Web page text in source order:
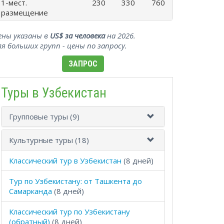
1-мест.
размещение
230 330 760
указаны в US$ за человекана 2026.
больших групп - цены по запросу.
ЗАПРОС
Туры в Узбекистан
Групповые туры (9)
Культурные туры (18)
Классический тур в Узбекистан (8 дней)
Тур по Узбекистану: от Ташкента до
Самарканда (8 дней)
Классический тур по Узбекистану
(обратный) (8 дней)